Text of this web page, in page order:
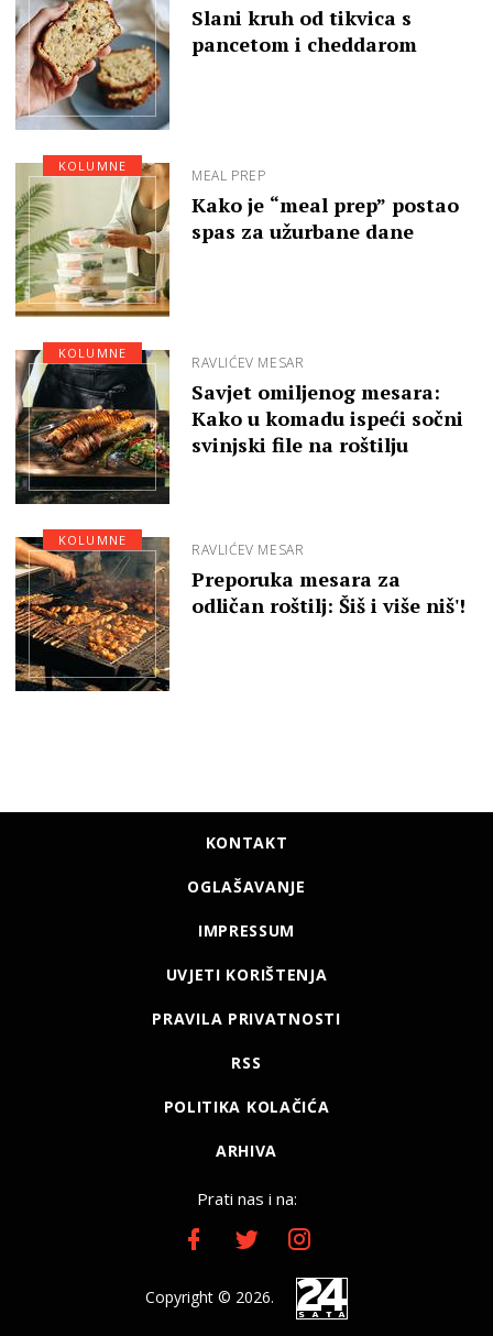
Slani kruh od tikvica s
pancetom i cheddarom
MEAL PREP
Kako je “meal prep” postao
spas za užurbane dane
KOLUMNE
RAVLIĆEV MESAR
Savjet omiljenog mesara:
Kako u komadu ispeći sočni
svinjski file na roštilju
KOLUMNE
RAVLIĆEV MESAR
Preporuka mesara za
odličan roštilj: Šiš i više niš'!
KOLUMNE
KONTAKT
OGLAŠAVANJE
IMPRESSUM
UVJETI KORIŠTENJA
PRAVILA PRIVATNOSTI
RSS
POLITIKA KOLAČIĆA
ARHIVA
Prati nas i na:
Copyright © 2026.